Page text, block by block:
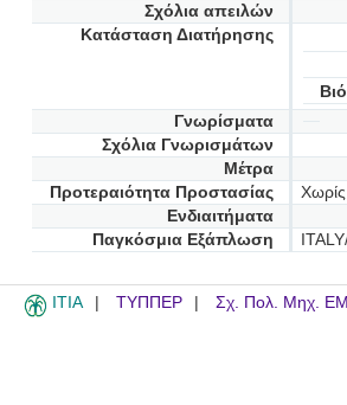
Σχόλια απειλών
Κατάσταση Διατήρησης
Γνωρίσματα
Σχόλια Γνωρισμάτων
Μέτρα
Προτεραιότητα Προστασίας
Ενδιαιτήματα
Παγκόσμια Εξάπλωση
ITIA ΤΥΠΠΕΡ Σχ. Πολ. Μηχ.